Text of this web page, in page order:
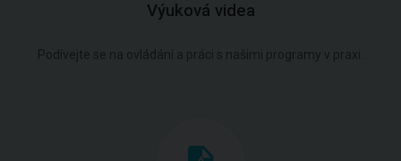
Výuková videa
Podívejte se na ovládání a práci s našimi programy v praxi.